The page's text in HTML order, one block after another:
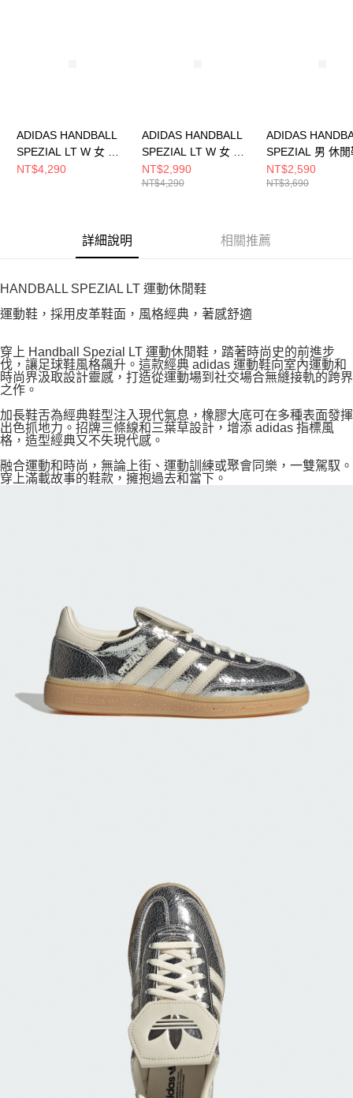
ADIDAS HANDBALL
SPEZIAL LT W 女 休
閒鞋 KK4447
NT$4,290
ADIDAS HANDBALL
SPEZIAL LT W 女 休
閒鞋 KJ6216
NT$2,990
NT$4,290
ADIDAS
SPEZIAL 男 休閒
IH9761
NT$2,590
NT$3,690
詳細說明 相關推薦
HANDBALL SPEZIAL LT 運動休閒鞋
運動鞋，採用皮革鞋面，風格經典，著感舒適
穿上 Handball Spezial LT 運動休閒鞋，踏著時尚史的前進步
伐，讓足球鞋風格飆升。這款經典 adidas 運動鞋向室內運動和
時尚界汲取設計靈感，打造從運動場到社交場合無縫接軌的跨界
之作。
加長鞋舌為經典鞋型注入現代氣息，橡膠大底可在多種表面發揮
出色抓地力。招牌三條線和三葉草設計，增添 adidas 指標風
格，造型經典又不失現代感。
融合運動和時尚，無論上街、運動訓練或聚會同樂，一雙駕馭。
穿上滿載故事的鞋款，擁抱過去和當下。